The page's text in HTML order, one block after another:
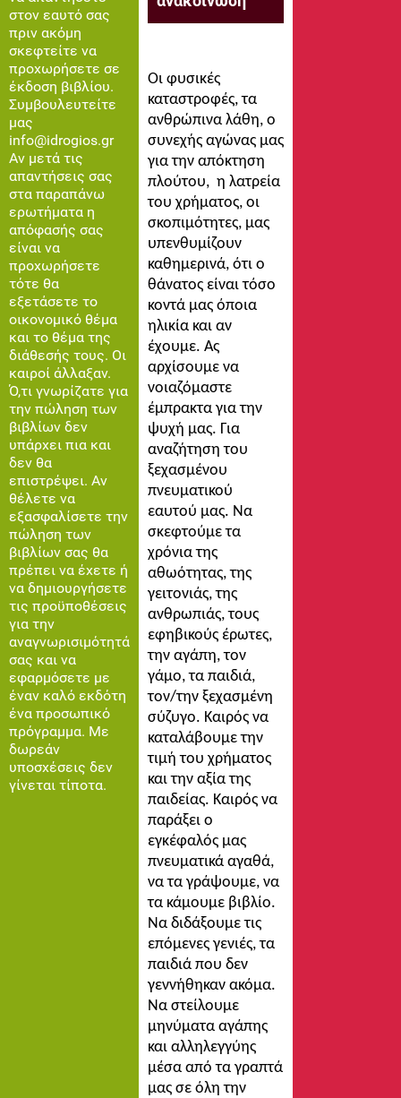
στον εαυτό σας
πριν ακόμη
σκεφτείτε να
προχωρήσετε σε
έκδοση βιβλίου.
Συμβουλευτείτε
μας
info@idrogios.gr
Αν μετά τις
απαντήσεις σας
στα παραπάνω
ερωτήματα η
απόφασής σας
είναι να
προχωρήσετε
τότε θα
εξετάσετε το
οικονομικό θέμα
και το θέμα της
διάθεσής τους. Οι
καιροί άλλαξαν.
Ό,τι γνωρίζατε για
την πώληση των
βιβλίων δεν
υπάρχει πια και
δεν θα
επιστρέψει. Αν
θέλετε να
εξασφαλίσετε την
πώληση των
βιβλίων σας θα
πρέπει να έχετε ή
να δημιουργήσετε
τις προϋποθέσεις
για την
αναγνωρισιμότητά
σας και να
εφαρμόσετε με
έναν καλό εκδότη
ένα προσωπικό
πρόγραμμα. Με
δωρεάν
υποσχέσεις δεν
γίνεται τίποτα.
Οι φυσικές
καταστροφές, τα
ανθρώπινα λάθη, ο
συνεχής αγώνας μας
για την απόκτηση
πλούτου, η λατρεία
του χρήματος, οι
σκοπιμότητες, μας
υπενθυμίζουν
καθημερινά, ότι ο
θάνατος είναι τόσο
κοντά μας όποια
ηλικία και αν
έχουμε. Ας
αρχίσουμε να
νοιαζόμαστε
έμπρακτα για την
ψυχή μας. Για
αναζήτηση του
ξεχασμένου
πνευματικού
εαυτού μας. Να
σκεφτούμε τα
χρόνια της
αθωότητας, της
γειτονιάς, της
ανθρωπιάς, τους
εφηβικούς έρωτες,
την αγάπη, τον
γάμο, τα παιδιά,
τον/την ξεχασμένη
σύζυγο. Καιρός να
καταλάβουμε την
τιμή του χρήματος
και την αξία της
παιδείας. Καιρός να
παράξει ο
εγκέφαλός μας
πνευματικά αγαθά,
να τα γράψουμε, να
τα κάμουμε βιβλίο.
Να διδάξουμε τις
επόμενες γενιές, τα
παιδιά που δεν
γεννήθηκαν ακόμα.
Να στείλουμε
μηνύματα αγάπης
και αλληλεγγύης
μέσα από τα γραπτά
μας σε όλη την